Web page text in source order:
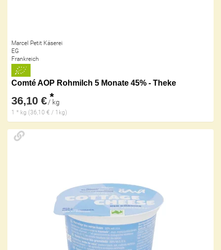
Marcel Petit Käserei
EG
Frankreich
Comté AOP Rohmilch 5 Monate 45% - Theke
36,10 € *
/ kg
1 * kg (36,10 € / 1kg)